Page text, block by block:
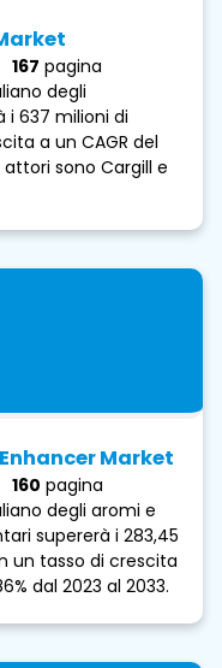
167 pagina
degli
i 637 milioni di
a un CAGR del
attori sono Cargill e
Market
160 pagina
degli aromi e
supererà i 283,45
un tasso di crescita
dal 2023 al 2033.